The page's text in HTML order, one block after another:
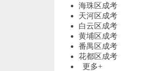
海珠区成考
天河区成考
白云区成考
黄埔区成考
番禺区成考
花都区成考
更多+